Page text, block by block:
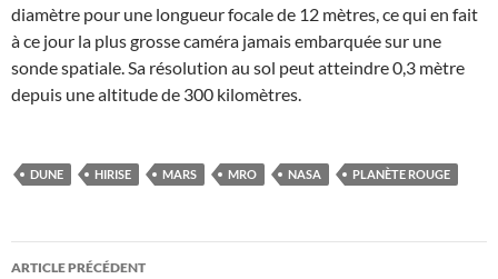
diamètre pour une longueur focale de 12 mètres, ce qui en fait
à ce jour la plus grosse caméra jamais embarquée sur une
sonde spatiale. Sa résolution au sol peut atteindre 0,3 mètre
depuis une altitude de 300 kilomètres.
DUNE HIRISE MARS MRO NASA PLANÈTE ROUGE
Navigation
ARTICLE PRÉCÉDENT